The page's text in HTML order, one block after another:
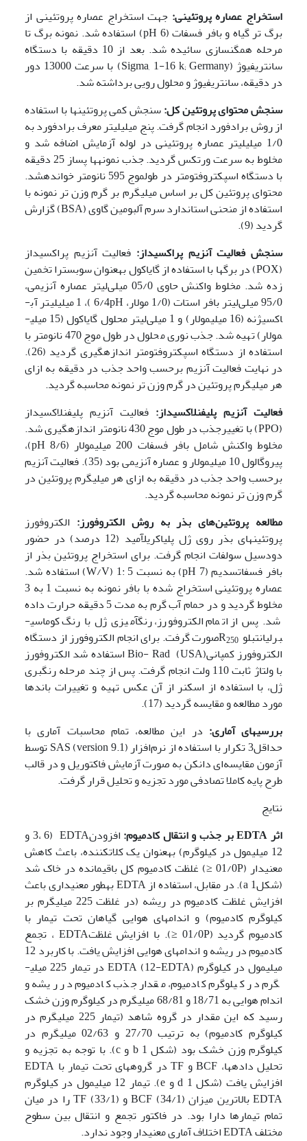
استخراج عصاره پروتئینی: جهت استخراج عصاره پروتئینی از
برگ تر گیاه و بافر فسفات (6 pH) استفاده شد. نمونه برگ تا
مرحله همگن­سازی سائیده شد. بعد از 10 دقیقه با دستگاه
سانتریفیوژ (Sigma, 1-16 k; Germany) با سرعت 13000 دور
در دقیقه، سانتریفیوژ و محلول رویی برداشته شد.
سنجش محتوای پروتئین کل:سنجش کمی پروتئین­ها با استفاده
از روش برادفورد انجام گرفت. پنج میلی­لیتر معرف برادفورد به
1/0 میلی­لیتر عصاره پروتئینی در لوله آزمایش اضافه شد و
مخلوط به سرعت ورتکس گردید. جذب نمونه­ها پس­از 25 دقیقه
با دستگاه اسپکتروفتومتر در طول­موج 595 نانومتر خوانده­شد.
محتوای پروتئین کل بر اساس میلی­گرم بر گرم وزن ‌تر نمونه با
استفاده از منحنی استاندارد سرم آلبومین گاوی (BSA) گزارش
گردید (9).
سنجش فعالیت آنزیم پراکسیداز: فعالیت آنزیم پراکسیداز
(POX) در برگ­ها با استفاده از گایاکول به­عنوان سوبسترا تخمین
زده شد. مخلوط واکنش حاوی 05/0 میلی‌لیتر عصاره آنزیمی،
95/0 میلی‌لیتر بافر استات (1/0 مولار، 6/4pH )، 1 میلی­لیتر آب­
اکسیژنه (16 میلی­مولار) و 1 میلی‌لیتر محلول گایاکول (15 میلی­
مولار) تهیه شد. جذب نوری محلول در طول موج 470 نانومتر با
استفاده از دستگاه اسپکتروفتومتر اندازه­گیری گردید (26).
در نهایت فعالیت آنزیم برحسب واحد جذب در دقیقه به ازای
هر میلی­گرم پروتئین در گرم وزن تر نمونه محاسبه گردید.
فعالیت آنزیم پلی­فنل­اکسیداز: فعالیت آنزیم پلی­فنل­اکسیداز
(PPO) با تغییرجذب در طول موج 430 نانومتر اندازه­گیری شد.
مخلوط واکنش شامل بافر فسفات 200 میلی­مولار (8/6 pH)،
پیروگالول 10 میلی­مولار و عصاره آنزیمی بود (35). فعالیت آنزیم
برحسب واحد جذب در دقیقه به ازای هر میلی­گرم پروتئین در
گرم وزن تر نمونه محاسبه گردید.
مطالعه پروتئین­‌هایبذر به روش الکتروفورز: الکتروفورز
پروتئین­های بذر روی ژل پلی­اکریل­آمید (12 درصد) در حضور
دودسیل سولفات انجام گرفت. برای استخراج پروتئین بذر از
بافر فسفات­سدیم (7 pH) به نسبت 5 :1 (W/V) استفاده شد.
عصاره پروتئینی استخراج شده با بافر نمونه به نسبت 1 به 3
مخلوط گردید و در حمام آب گرم به مدت 5 دقیقه حرارت داده
شد. پس از اتمام الکتروفورز، رنگ­آمیزی ژل با رنگ کوماسی­
برلیانت­بلو R 250 صورت گرفت. برای انجام الکتروفورز از دستگاه
الکتروفورز کمپانیBio- Rad (USA) استفاده شد الکتروفورز
با ولتاژ ثابت 110 ولت انجام گرفت. پس از چند مرحله رنگ­بری
ژل، با استفاده از اسکنر از آن عکس تهیه و تغییرات باندها
مورد مطالعه و مقایسه گردید (17).
بررسی­های آماری: در این مطالعه، تمام محاسبات آماری با
حداقل3 تکرار با استفاده از نرم‌افزار SAS (version 9.1) توسط
آزمون مقایسه‌ای دانکن به صورت آزمایش فاکتوریل و در قالب
طرح پایه کاملا تصادفی مورد تجزیه و تحلیل قرار گرفت.
نتایج
اثرEDTAبر جذب و انتقال کادمیوم:
افزودنEDTA (3، 6 و
12 میلی­مول در کیلوگرم) به­عنوان یک کلات­کننده، باعث کاهش
معنی­دار (01/0P ≤) غلظت کادمیوم کل باقیمانده در خاک شد
(شکل1 a). در مقابل، استفاده از EDTA به­طور معنی­داری باعث
افزایش غلظت کادمیوم در ریشه (در غلظت 225 میلی­گرم بر
کیلوگرم کادمیوم) و اندام­های هوایی گیاهان تحت تیمار با
کادمیوم گردید (01/0P ≤). با افزایش غلظتEDTA ، تجمع
کادمیوم در ریشه و اندام­های هوایی افزایش یافت. با کاربرد 12
میلی­مول در کیلوگرم EDTA (12-EDTA) در تیمار 225 میلی­
گرم در کیلوگرم کادمیوم، مقدار جذب کادمیوم در ریشه و
اندام هوایی به 18/71 و 68/81 میلی­گرم در کیلوگرم وزن خشک
رسید که این مقدار در گروه شاهد (تیمار 225 میلی­گرم در
کیلوگرم کادمیوم) به ترتیب 27/70 و 02/63 میلی­گرم در
کیلوگرم وزن خشک بود (شکل 1 b و c). با توجه به تجزیه و
تحلیل داده­ها، BCF و TF در گروه­های تحت تیمار با EDTA
افزایش یافت (شکل 1 d و e). تیمار 12 میلی­مول در کیلوگرم
EDTA بالاترین میزان BCF (34/1) و TF (33/1) را در میان
تمام تیمار­ها دارا بود. در فاکتور تجمع و انتقال بین سطوح
مختلف EDTA اختلاف آماری معنی­دار وجود ندارد.